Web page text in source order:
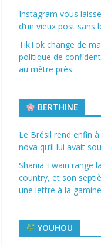
Instagram vous
d’un vieux post sans
TikTok change de
politique de
au mètre près
BERTHINE
Le Brésil rend enfin
nova qu’il lui avait
Shania Twain range
country, et son
une lettre à la
YOUHOU